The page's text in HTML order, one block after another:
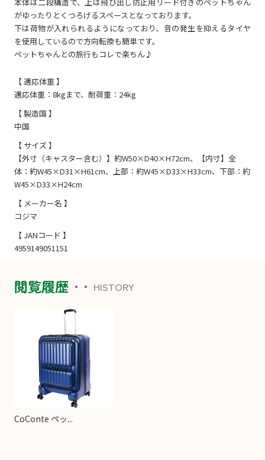
がゆったりとくつろげるスペースとなっております。
下は荷物が入れられるようになっており、音の発生を抑えるタイヤ
を使用しているので方向転換も簡単です。
ペットちゃんとの旅行もコレで楽ちん♪
【 適応体重 】
適応体重：8kgまで、耐荷重：24kg
【 製造国 】
中国
【 サイズ 】
【外寸（キャスター含む）】約W50×D40×H72cm、【内寸】全
体：約W45×D31×H61cm、上部：約W45×D33×H33cm、下部：約
W45×D33×H24cm
【 メーカー名 】
コジマ
【 JANコード 】
4959149051151
閲覧履歴 HISTORY
CoConte ペッ...